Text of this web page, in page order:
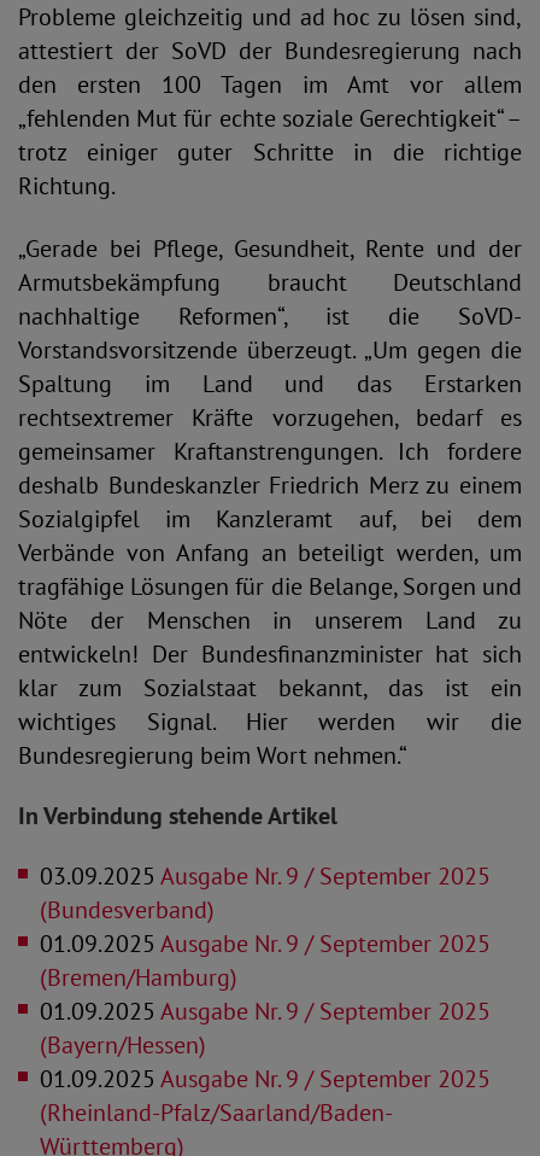
Probleme gleichzeitig und ad hoc zu lösen sind,
attestiert der SoVD der Bundesregierung nach
den ersten 100 Tagen im Amt vor allem
„fehlenden Mut für echte soziale Gerechtigkeit“ –
trotz einiger guter Schritte in die richtige
Richtung.
„Gerade bei Pflege, Gesundheit, Rente und der
Armutsbekämpfung braucht Deutschland
nachhaltige Reformen“, ist die SoVD-
Vorstandsvorsitzende überzeugt. „Um gegen die
Spaltung im Land und das Erstarken
rechtsextremer Kräfte vorzugehen, bedarf es
gemeinsamer Kraftanstrengungen. Ich fordere
deshalb Bundeskanzler Friedrich Merz zu einem
Sozialgipfel im Kanzleramt auf, bei dem
Verbände von Anfang an beteiligt werden, um
tragfähige Lösungen für die Belange, Sorgen und
Nöte der Menschen in unserem Land zu
entwickeln! Der Bundesfinanzminister hat sich
klar zum Sozialstaat bekannt, das ist ein
wichtiges Signal. Hier werden wir die
Bundesregierung beim Wort nehmen.“
In Verbindung stehende Artikel
03.09.2025 Ausgabe Nr. 9 / September 2025
(Bundesverband)
01.09.2025 Ausgabe Nr. 9 / September 2025
(Bremen/Hamburg)
01.09.2025 Ausgabe Nr. 9 / September 2025
(Bayern/Hessen)
01.09.2025 Ausgabe Nr. 9 / September 2025
(Rheinland-Pfalz/Saarland/Baden-
Württemberg)